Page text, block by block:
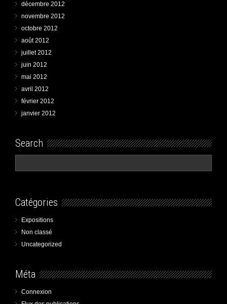
décembre 2012
novembre 2012
octobre 2012
août 2012
juillet 2012
juin 2012
mai 2012
avril 2012
février 2012
janvier 2012
Search
Catégories
Expositions
Non classé
Uncategorized
Méta
Connexion